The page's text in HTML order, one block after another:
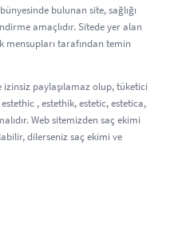
bulunan site, sağlığı
amaçlıdır. Sitede yer alan
mensupları tarafından temin
paylaşılamaz olup, tüketici
, estethik, estetic, estetica,
Web sitemizden saç ekimi
dilerseniz saç ekimi ve